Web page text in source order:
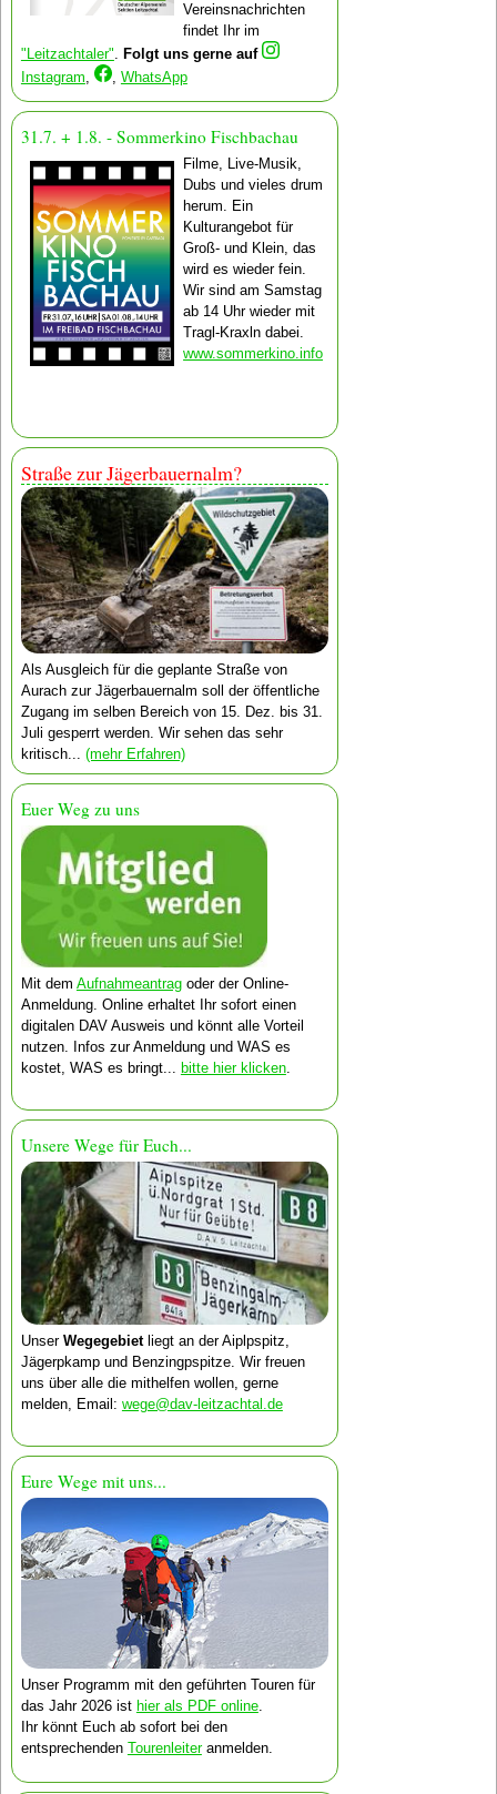
Vereinsnachrichten
findet Ihr im
"Leitzachtaler". Folgt uns gerne auf
Instagram, , WhatsApp
31.7. + 1.8. - Sommerkino Fischbachau
Filme, Live-Musik,
Dubs und vieles drum
herum. Ein
Kulturangebot für
Groß- und Klein, das
wird es wieder fein.
Wir sind am Samstag
ab 14 Uhr wieder mit
Tragl-Kraxln dabei.
www.sommerkino.info
Straße zur Jägerbauernalm?
Als Ausgleich für die geplante Straße von
Aurach zur Jägerbauernalm soll der öffentliche
Zugang im selben Bereich von 15. Dez. bis 31.
Juli gesperrt werden. Wir sehen das sehr
kritisch... (mehr Erfahren)
Euer Weg zu uns
Mit dem Aufnahmeantragoder der Online-
Anmeldung. Online erhaltet Ihr sofort einen
digitalen DAV Ausweis und könnt alle Vorteil
nutzen. Infos zur Anmeldung und WAS es
kostet, WAS es bringt... bitte hier klicken.
Unsere Wege für Euch...
Unser Wegegebietliegt an der Aipl­pspitz,
Jäger­pkamp und Benzing­pspitze. Wir freuen
uns über alle die mithelfen wollen, gerne
melden, Email: wege@dav-leitzachtal.de
Eure Wege mit uns...
Unser Programm mit den geführten Touren für
das Jahr 2026 ist hier als PDF online.
Ihr könnt Euch ab sofort bei den
entsprechenden Tourenleiteranmelden.